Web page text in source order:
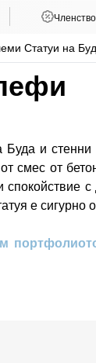
Статуи на
и
смес от
е